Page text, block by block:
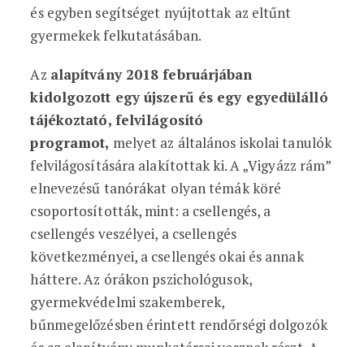
és egyben segítséget nyújtottak az eltűnt
gyermekek felkutatásában.
Az alapítvány 2018 februárjában
kidolgozott egy újszerű és egy egyedülálló
tájékoztató, felvilágosító
programot, melyet az általános iskolai tanulók
felvilágosítására alakítottak ki. A „Vigyázz rám”
elnevezésű tanórákat olyan témák köré
csoportosították, mint: a csellengés, a
csellengés veszélyei, a csellengés
következményei, a csellengés okai és annak
háttere. Az órákon pszichológusok,
gyermekvédelmi szakemberek,
bűnmegelőzésben érintett rendőrségi dolgozók